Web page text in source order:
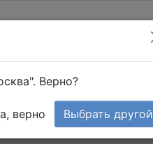
Верно?
верно Выбрать другой